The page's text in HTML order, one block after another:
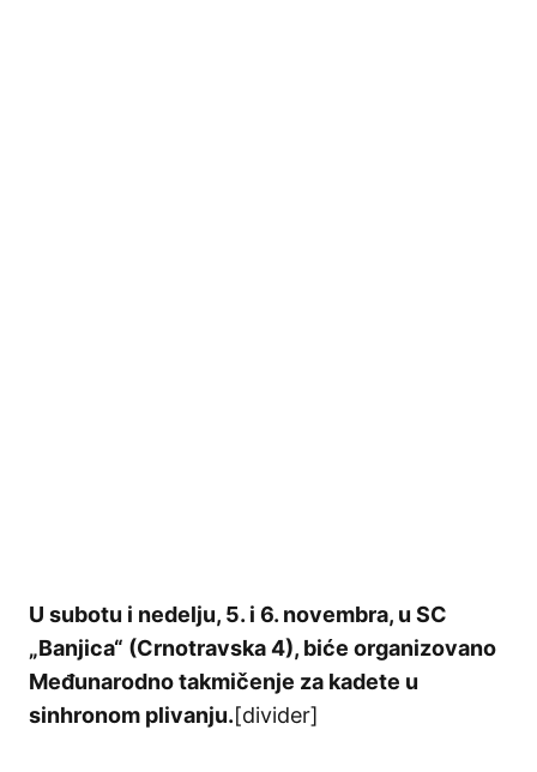
U subotu i nedelju, 5. i 6. novembra, u SC
„Banjica“ (Crnotravska 4), biće organizovano
Međunarodno takmičenje za kadete u
sinhronom plivanju.[divider]